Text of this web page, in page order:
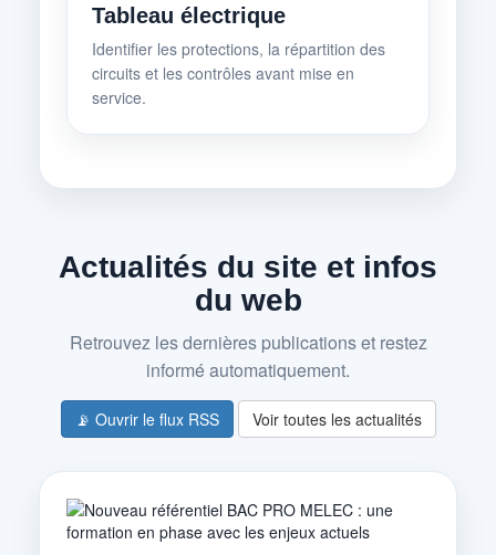
Tableau électrique
Identifier les protections, la répartition des
circuits et les contrôles avant mise en
service.
Actualités du site et infos
du web
Retrouvez les dernières publications et restez
informé automatiquement.
📡 Ouvrir le flux RSS Voir toutes les actualités